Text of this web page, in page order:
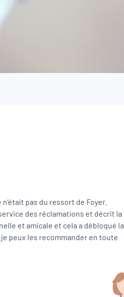
pas du ressort de Foyer.
des réclamations et décrit la
et amicale et cela a débloqué la
peux les recommander en toute